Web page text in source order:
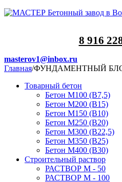
8 916
masterov1@inbox.ru
Главная/ФУНДАМЕНТНЫЙ
Товарный бетон
Бетон М100 (B7,5)
Бетон М200 (В15)
Бетон М150 (В10)
Бетон М250 (В20)
Бетон М300 (В22,5)
Бетон М350 (В25)
Бетон М400 (В30)
Строительный раствор
РАСТВОР М - 50
РАСТВОР М - 100